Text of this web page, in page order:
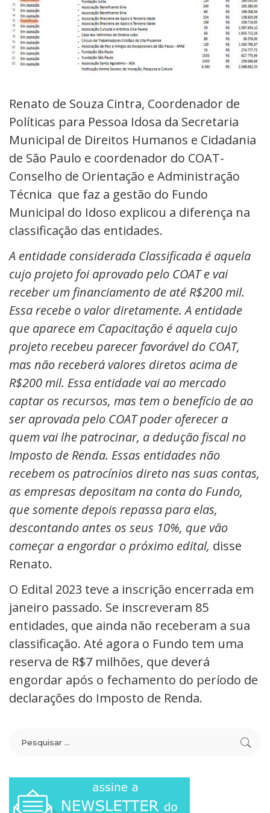
Renato de Souza Cintra, Coordenador de
Políticas para Pessoa Idosa da Secretaria
Municipal de Direitos Humanos e Cidadania
de São Paulo e coordenador do COAT-
Conselho de Orientação e Administração
Técnica que faz a gestão do Fundo
Municipal do Idoso explicou a diferença na
classificação das entidades.
A entidade considerada Classificada é aquela
cujo projeto foi aprovado pelo COAT e vai
receber um financiamento de até R$200 mil.
Essa recebe o valor diretamente. A entidade
que aparece em Capacitação é aquela cujo
projeto recebeu parecer favorável do COAT,
mas não receberá valores diretos acima de
R$200 mil. Essa entidade vai ao mercado
captar os recursos, mas tem o benefício de ao
ser aprovada pelo COAT poder oferecer a
quem vai lhe patrocinar, a dedução fiscal no
Imposto de Renda. Essas entidades não
recebem os patrocínios direto nas suas contas,
as empresas depositam na conta do Fundo,
que somente depois repassa para elas,
descontando antes os seus 10%, que vão
começar a engordar o próximo edital, disse
Renato.
O Edital 2023 teve a inscrição encerrada em
janeiro passado. Se inscreveram 85
entidades, que ainda não receberam a sua
classificação. Até agora o Fundo tem uma
reserva de R$7 milhões, que deverá
engordar após o fechamento do período de
declarações do Imposto de Renda.